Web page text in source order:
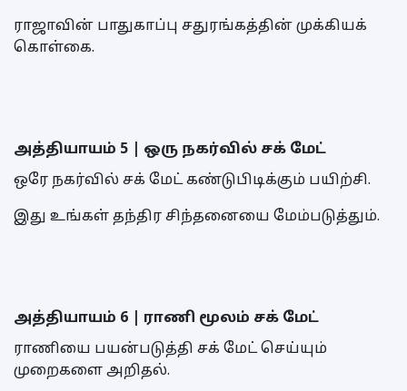
ராஜாவின் பாதுகாப்பு சதுரங்கத்தின் முக்கியக்
கொள்கை.
அத்தியாயம் 5 | ஒரு நகர்வில் சக் மேட்
ஒரே நகர்வில் சக் மேட் கண்டுபிடிக்கும் பயிற்சி.
இது உங்கள் தந்திர சிந்தனையை மேம்படுத்தும்.
அத்தியாயம் 6 | ராணி மூலம் சக் மேட்
ராணியை பயன்படுத்தி சக் மேட் செய்யும்
முறைகளை அறிதல்.